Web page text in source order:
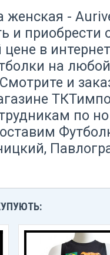
женская -
и
в
на любой
и
по